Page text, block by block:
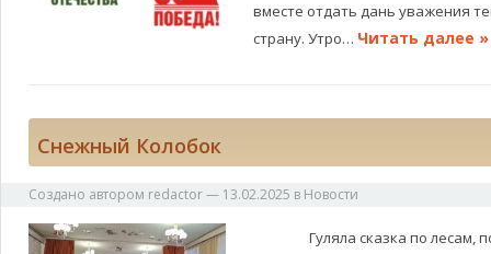
вместе отдать дань уважения
страну. Утро… Читать далее »
Снежный Колобок
Создано автором redactor— 13.02.2025 в Новости
Гуляла сказка по лесам, по